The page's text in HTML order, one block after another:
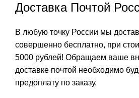
Доставка Почтой
В любую точку России мы
совершенно бесплатно, при
5000 рублей! Обращаем ваше
доставке почтой необходимо
предоплату по заказу.